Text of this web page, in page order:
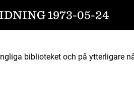
1973-05-24
biblioteket och på ytterligare